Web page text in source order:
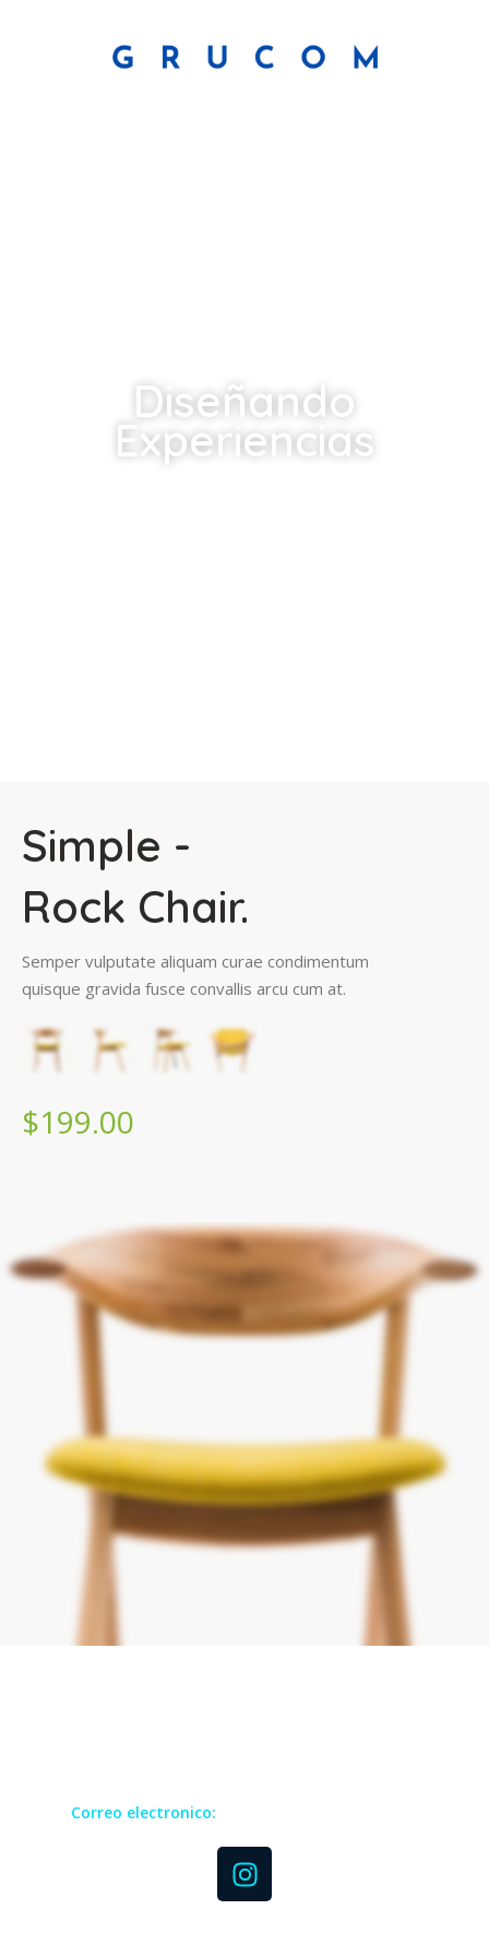
Diseñando
Experiencias
Simple -
Rock Chair.
Semper vulputate aliquam curae condimentum
quisque gravida fusce convallis arcu cum at.
$199.00
Correo electronico: